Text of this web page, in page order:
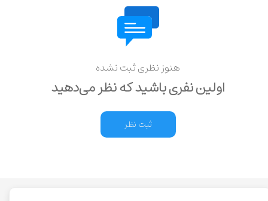
هنوز نظری ثبت نشده
اولین نفری باشید که نظر می‌دهید
ثبت نظر